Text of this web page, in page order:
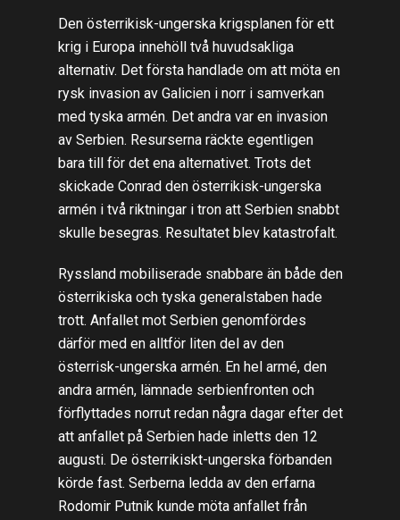
Den österrikisk-ungerska krigsplanen för ett
krig i Europa innehöll två huvudsakliga
alternativ. Det första handlade om att möta en
rysk invasion av Galicien i norr i samverkan
med tyska armén. Det andra var en invasion
av Serbien. Resurserna räckte egentligen
bara till för det ena alternativet. Trots det
skickade Conrad den österrikisk-ungerska
armén i två riktningar i tron att Serbien snabbt
skulle besegras. Resultatet blev katastrofalt.
Ryssland mobiliserade snabbare än både den
österrikiska och tyska generalstaben hade
trott. Anfallet mot Serbien genomfördes
därför med en alltför liten del av den
österrisk-ungerska armén. En hel armé, den
andra armén, lämnade serbienfronten och
förflyttades norrut redan några dagar efter det
att anfallet på Serbien hade inletts den 12
augusti. De österrikiskt-ungerska förbanden
körde fast. Serberna ledda av den erfarna
Rodomir Putnik kunde möta anfallet från